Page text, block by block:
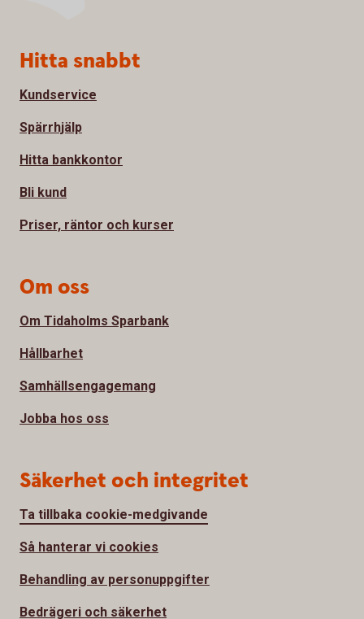
Sidfot
Hitta snabbt
Kundservice
Spärrhjälp
Hitta bankkontor
Bli kund
Priser, räntor och kurser
Om oss
Om Tidaholms Sparbank
Hållbarhet
Samhällsengagemang
Jobba hos oss
Säkerhet och integritet
Ta tillbaka cookie-medgivande
Så hanterar vi cookies
Behandling av personuppgifter
Bedrägeri och säkerhet